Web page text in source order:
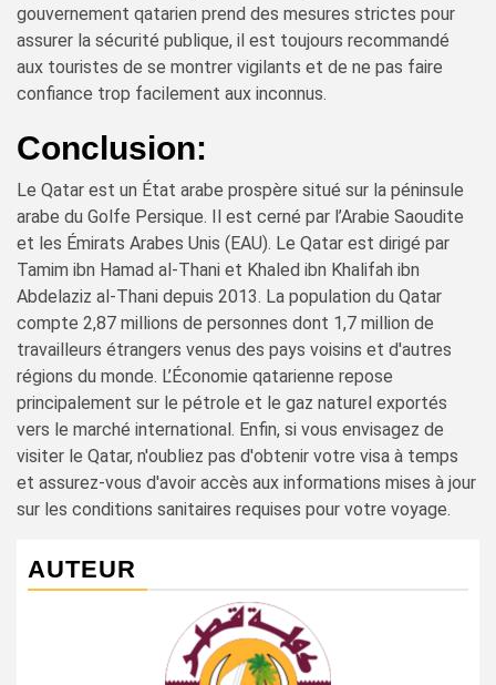
gouvernement qatarien prend des mesures strictes pour
assurer la sécurité publique, il est toujours recommandé
aux touristes de se montrer vigilants et de ne pas faire
confiance trop facilement aux inconnus.
Conclusion:
Le Qatar est un État arabe prospère situé sur la péninsule
arabe du Golfe Persique. Il est cerné par l’Arabie Saoudite
et les Émirats Arabes Unis (EAU). Le Qatar est dirigé par
Tamim ibn Hamad al-Thani et Khaled ibn Khalifah ibn
Abdelaziz al-Thani depuis 2013. La population du Qatar
compte 2,87 millions de personnes dont 1,7 million de
travailleurs étrangers venus des pays voisins et d'autres
régions du monde. L’Économie qatarienne repose
principalement sur le pétrole et le gaz naturel exportés
vers le marché international. Enfin, si vous envisagez de
visiter le Qatar, n'oubliez pas d'obtenir votre visa à temps
et assurez-vous d'avoir accès aux informations mises à jour
sur les conditions sanitaires requises pour votre voyage.
AUTEUR